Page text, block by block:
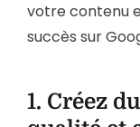
votre contenu
succès sur
1. Créez